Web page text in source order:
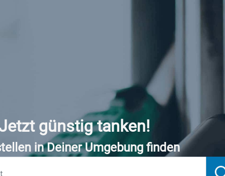
günstig tanken!
in Deiner Umgebung finden